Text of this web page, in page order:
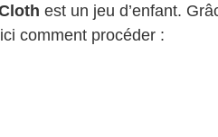
est un jeu d’enfant.
comment procéder :